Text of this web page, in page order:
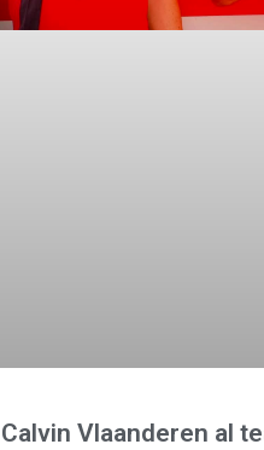
Calvin Vlaanderen al